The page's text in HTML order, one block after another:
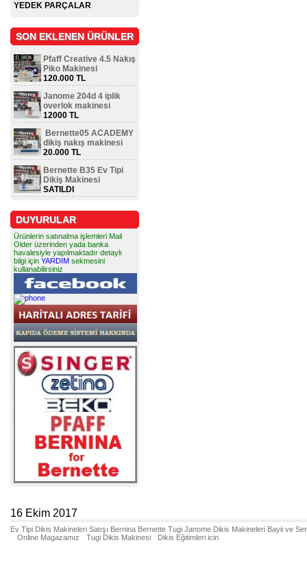
YEDEK PARÇALAR
SON EKLENEN ÜRÜNLER
Pfaff Creative 4.5 Nakış
Piko Makinesi
120.000 TL
Janome 204d 4 iplik
overlok makinesi
12000 TL
Bernette05 ACADEMY
dikiş nakış makinesi
20.000 TL
Bernette B35 Ev Tipi
Dikiş Makinesi
SATILDI
DUYURULAR
Ürünlerin satınalma işlemleri Mail
Older üzerinden yada banka
havalesiyle yapılmaktadır detaylı
bilgi için YARDIM sekmesini
kullanabilirsiniz
16 Ekim 2017
Ev Tipi Dikis Makineleri Satışı Bernina Bernette Tugi Janome Dikis Makineleri Bayii ve
Online Magazamız
Tugi Dikis Makinesi Dikis Eğitimleri icin